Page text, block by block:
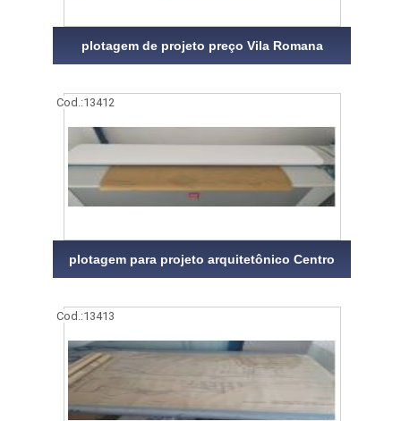
plotagem de projeto preço Vila Romana
Cod.:13412
plotagem para projeto arquitetônico Centro
Cod.:13413